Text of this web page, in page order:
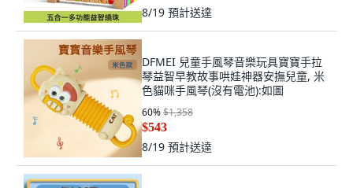
8/19 預計送達
DFMEI 兒童手風琴音樂玩具寶寶手拉
琴益智早教故事哄娃神器安撫兒童, 米
色貓咪手風琴(沒有電池):如圖
60%$1,358
$543
8/19 預計送達